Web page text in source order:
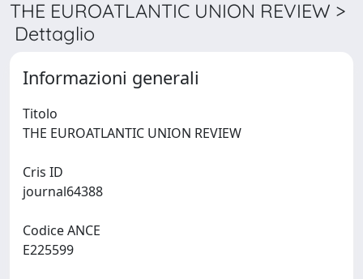
THE EUROATLANTIC UNION REVIEW >
Dettaglio
Informazioni generali
Titolo
Cris ID
Codice ANCE